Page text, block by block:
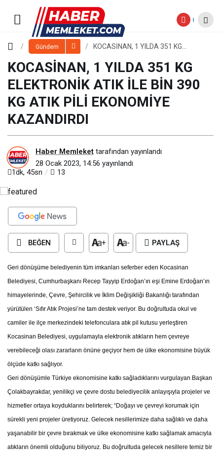
Gündem
KOCASİNAN, 1 YILDA 351 KG
ATIK PİLİ EKONOMİYE KAZANDIRDI
KOCASİNAN, 1 YILDA 351 KG
ELEKTRONİK ATIK İLE BİN 390
KG ATIK PİLİ EKONOMİYE
KAZANDIRDI
Haber Memleket tarafından yayınlandı
28 Ocak 2023, 14:56 yayınlandı
1dk, 45sn
13
BEĞEN + - PAYLAŞ
Geri dönüşüme belediyenin tüm imkanları seferber eden Kocasinan
Belediyesi, Cumhurbaşkanı Recep Tayyip Erdoğan’ın eşi Emine Erdoğan’ın
himayelerinde, Çevre, Şehircilik ve İklim Değişikliği Bakanlığı tarafından
yürütülen ‘Sıfır Atık Projesi’ne tam destek veriyor. Bu doğrultuda okul ve
camiler ile ilçe merkezindeki telefonculara atık pil kutusu yerleştiren
Kocasinan Belediyesi, uygulamayla elektronik atıkların hem çevreye
verebileceği olası zararların önüne geçiyor hem de ülke ekonomisine büyük
ölçüde katkı sağlıyor.
Geri dönüşümle Türkiye ekonomisine katkı sağladıklarını vurgulayan Başkan
Çolakbayrakdar, yenilikçi ve çevre dostu belediyecilik anlayışıyla projeler ve
hizmetler ortaya koyduklarını belirterek; “Doğayı ve çevreyi korumak için
sürekli yeni projeler üretiyoruz. Gelecek nesillerimize daha sağlıklı ve daha
yaşanabilir bir çevre bırakmak ve ülke ekonomisine katkı sağlamak amacıyla
atıkların önemli olduğunu biliyoruz. Bu doğrultuda gelecek nesillere temiz bir
KOCASİNAN, 1 YILDA 351 KG
ELEKTRONİK ATIK İLE BİN 390 KG ATIK
PİLİ EKONOMİYE KAZANDIRDI
Yorum Yap